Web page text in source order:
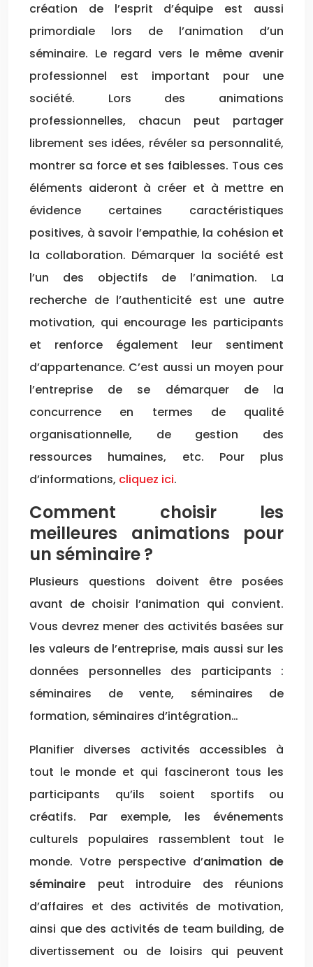
création de l’esprit d’équipe est aussi
primordiale lors de l’animation d’un
séminaire. Le regard vers le même avenir
professionnel est important pour une
société. Lors des animations
professionnelles, chacun peut partager
librement ses idées, révéler sa personnalité,
montrer sa force et ses faiblesses. Tous ces
éléments aideront à créer et à mettre en
évidence certaines caractéristiques
positives, à savoir l’empathie, la cohésion et
la collaboration. Démarquer la société est
l’un des objectifs de l’animation. La
recherche de l’authenticité est une autre
motivation, qui encourage les participants
et renforce également leur sentiment
d’appartenance. C’est aussi un moyen pour
l’entreprise de se démarquer de la
concurrence en termes de qualité
organisationnelle, de gestion des
ressources humaines, etc. Pour plus
d’informations, cliquez ici.
Comment choisir les
meilleures animations pour
un séminaire ?
Plusieurs questions doivent être posées
avant de choisir l’animation qui convient.
Vous devrez mener des activités basées sur
les valeurs de l’entreprise, mais aussi sur les
données personnelles des participants :
séminaires de vente, séminaires de
formation, séminaires d’intégration…
Planifier diverses activités accessibles à
tout le monde et qui fascineront tous les
participants qu’ils soient sportifs ou
créatifs. Par exemple, les événements
culturels populaires rassemblent tout le
monde. Votre perspective d’animation de
séminaire peut introduire des réunions
d’affaires et des activités de motivation,
ainsi que des activités de team building, de
divertissement ou de loisirs qui peuvent